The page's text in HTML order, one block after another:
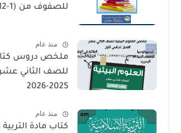
للصفوف من (1-12)
منذ عام
ملخص دروس
للصف الثاني
2025-2026
منذ عام
كتاب مادة